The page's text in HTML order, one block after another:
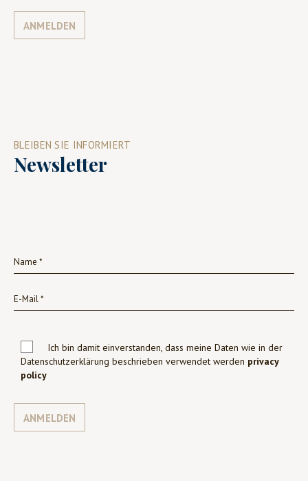
ANMELDEN
BLEIBEN SIE INFORMIERT
Newsletter
Ich bin damit einverstanden, dass meine Daten wie in der
Datenschutzerklärung beschrieben verwendet werden privacy
policy
ANMELDEN